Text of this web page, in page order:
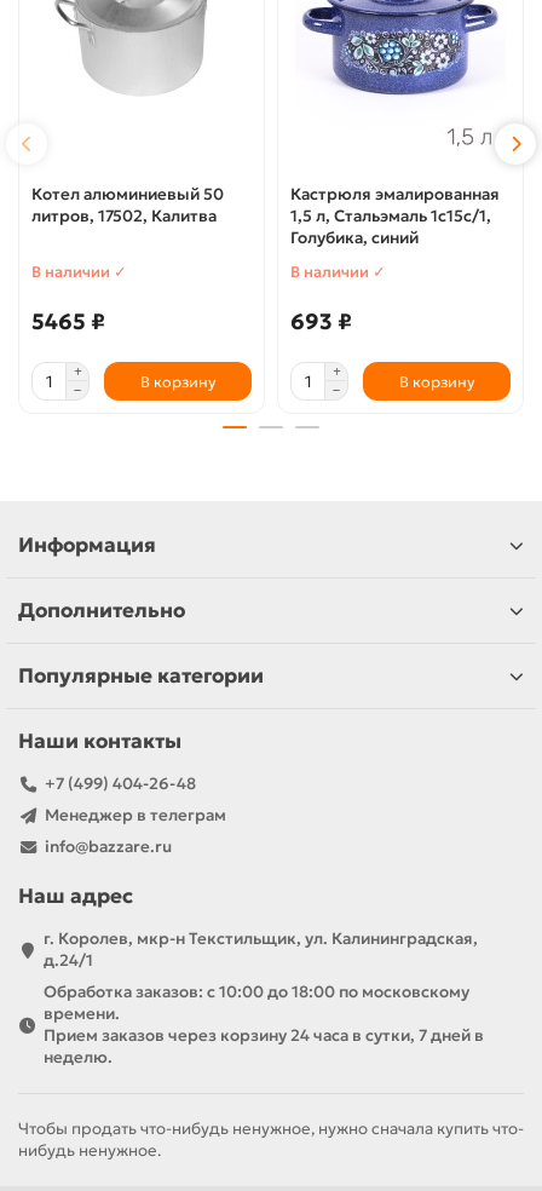
Котел алюминиевый 50
литров, 17502, Калитва
В наличии ✓
5465 ₽
В корзину
Кастрюля эмалированная
1,5 л, Стальэмаль 1с15с/1,
Голубика, синий
В наличии ✓
693 ₽
В корзину
Информация
Дополнительно
Популярные категории
Наши контакты
+7 (499) 404-26-48
Менеджер в телеграм
info@bazzare.ru
Наш адрес
г. Королев, мкр-н Текстильщик, ул. Калининградская,
д.24/1
Обработка заказов: с 10:00 до 18:00 по московскому
времени.
Прием заказов через корзину 24 часа в сутки, 7 дней в
неделю.
Чтобы продать что-нибудь ненужное, нужно сначала купить что-
нибудь ненужное.